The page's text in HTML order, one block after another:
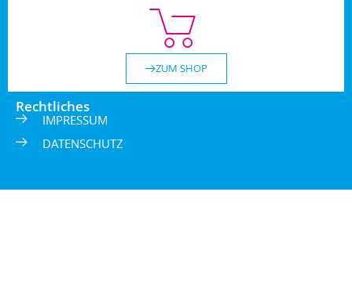
ZUM SHOP
Rechtliches
IMPRESSUM
DATENSCHUTZ